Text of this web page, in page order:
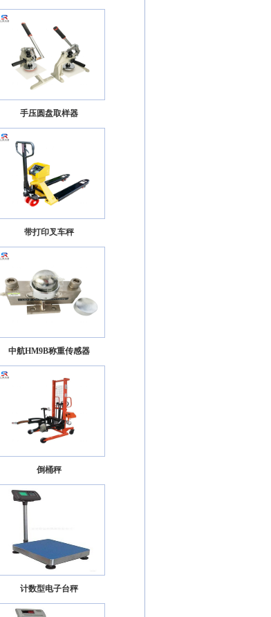
手压圆盘取样器
带打印叉车秤
中航HM9B称重传感器
倒桶秤
计数型电子台秤